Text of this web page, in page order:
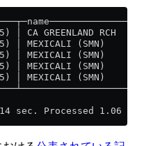
│ CA GREENLAND
│ MEXICALI
│ MEXICALI
│ MEXICALI
│ MEXICALI
sec. Processed 1.06